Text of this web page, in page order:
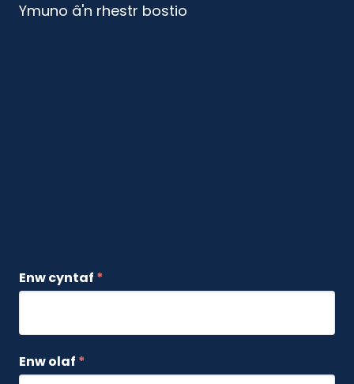
Ymuno â'n rhestr bostio
Enw cyntaf *
Enw olaf *